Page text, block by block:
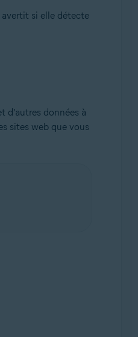
si elle détecte
données à
sites web que vous